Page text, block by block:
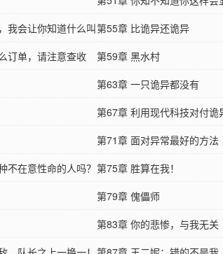
我会让你知道什么叫第55章 比诡异还诡异
订单，请注意查收 第59章 黑水村
第63章 一只诡异都没有
第67章 利用现代科技对付诡
第71章 面对异常最好的方法
不在意性命的人吗？ 第75章 胜算在我！
第79章 傀儡师
第83章 你的悲惨，与我无关